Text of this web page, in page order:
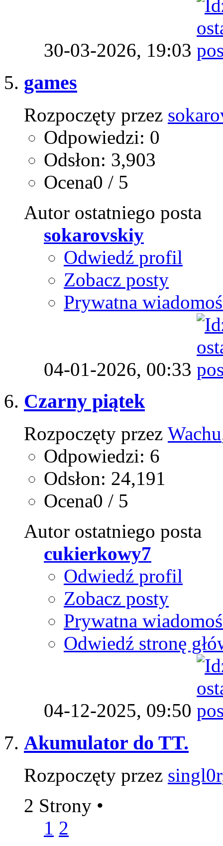
30-03-2026, 19:03
games
Rozpoczęty przez
Odpowiedzi: 0
Odsłon: 3,903
Ocena0 / 5
Autor ostatniego posta
sokarovskiy
Odwiedź profil
Zobacz posty
Prywatna
04-01-2026, 00:33
Czarny piątek
Rozpoczęty przez Wachu
Odpowiedzi: 6
Odsłon: 24,191
Ocena0 / 5
Autor ostatniego posta
cukierkowy7
Odwiedź profil
Zobacz posty
Prywatna
Odwiedź stronę
04-12-2025, 09:50
Akumulator do TT.
Rozpoczęty przez singl0r
2 Strony •
1 2